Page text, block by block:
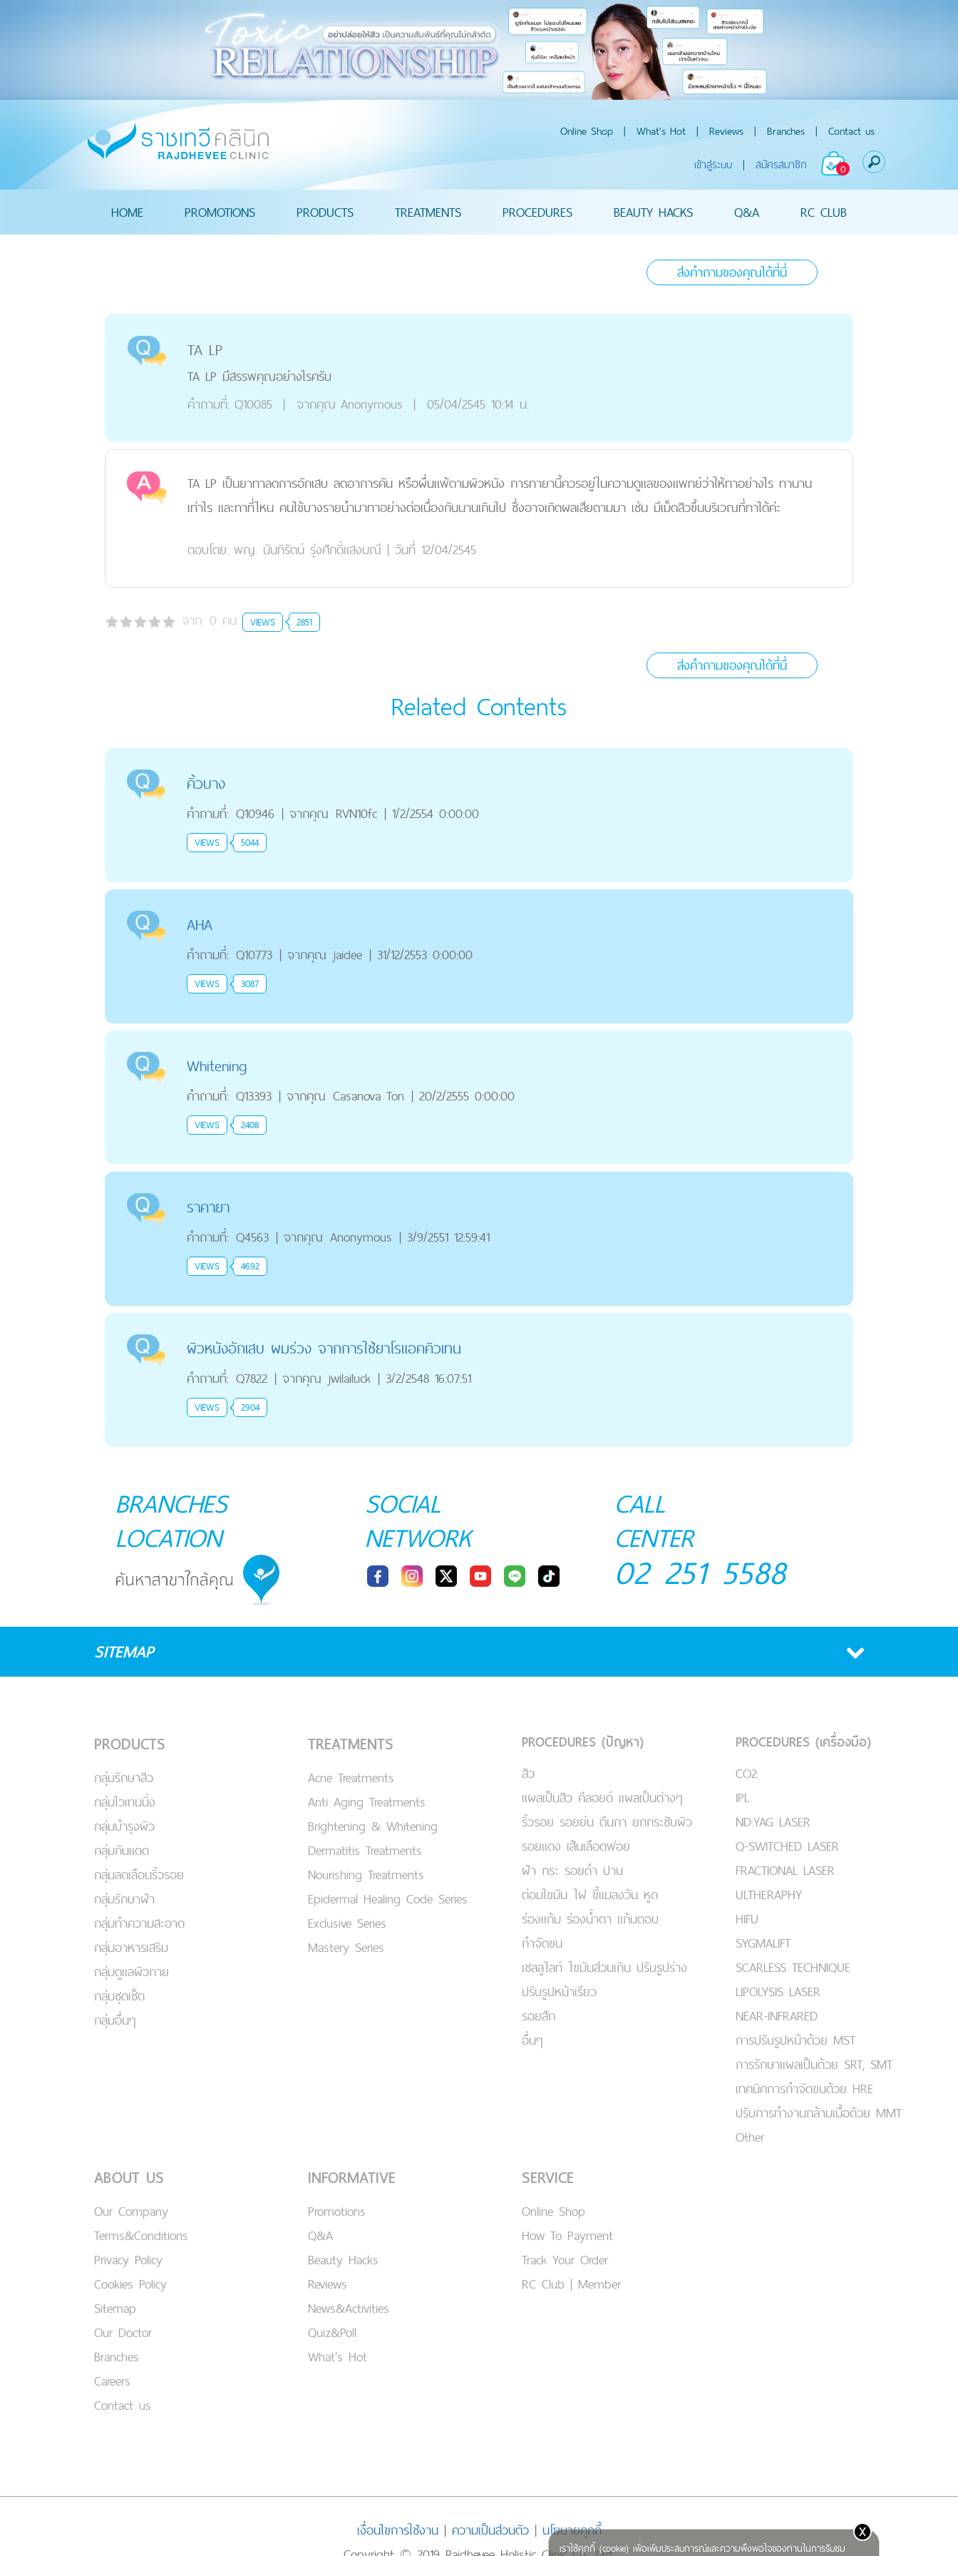
Online Shop | What's Hot | Reviews | Branches | Contact us
0
เข้าสู่ระบบ | สมัครสมาชิก
HOME PROMOTIONS PRODUCTS TREATMENTS PROCEDURES BEAUTY HACKS Q&A RC CLUB
ส่งคำถามของคุณได้ที่นี่
TA LP
TA LP มีสรรพคุณอย่างไรครับ
คำถามที่: Q10085 | จากคุณ Anonymous | 05/04/2545 10:14 น.
TA LP เป็นยาทาลดการอักเสบ ลดอาการคัน หรือผื่นแพ้ตามผิวหนัง การทายานี้ควรอยู่ในความดูแลของแพทย์ว่าให้ทาอย่างไร ทานาน
เท่าไร และทาที่ไหน คนไข้บางรายนำมาทาอย่างต่อเนื่องกันนานเกินไป ซึ่งอาจเกิดผลเสียตามมา เช่น มีเม็ดสิวขึ้นบริเวณที่ทาได้ค่ะ
ตอบโดย: พญ. นันทิรัตน์ รุ่งศักดิ์แสงมณี | วันที่ 12/04/2545
จาก: 0 คน VIEWS 2851
ส่งคำถามของคุณได้ที่นี่
Related Contents
คิ้วบาง
คำถามที่: Q10946 | จากคุณ RVN10fc | 1/2/2554 0:00:00
VIEWS 5044
AHA
คำถามที่: Q10773 | จากคุณ jaidee | 31/12/2553 0:00:00
VIEWS 3087
Whitening
คำถามที่: Q13393 | จากคุณ Casanova Ton | 20/2/2555 0:00:00
VIEWS 2408
ราคายา
คำถามที่: Q4563 | จากคุณ Anonymous | 3/9/2551 12:59:41
VIEWS 4692
ผิวหนังอักเสบ ผมร่วง จากการใช้ยาโรแอคคิวเทน
คำถามที่: Q7822 | จากคุณ jwilailuck | 3/2/2548 16:07:51
VIEWS 2904
เราใช้คุกกี้ (cookie) เพื่อเพิ่มประสบการณ์และความพึงพอใจของท่านในการรับชม
x
BRANCHES
LOCATION
SOCIAL
NETWORK
CALL
CENTER
02 251 5588
SITEMAP
PRODUCTS
กลุ่มรักษาสิว
กลุ่มไวเทนนิ่ง
กลุ่มบำรุงผิว
กลุ่มกันแดด
กลุ่มลดเลือนริ้วรอย
กลุ่มรักษาฝ้า
กลุ่มทำความสะอาด
กลุ่มอาหารเสริม
กลุ่มดูแลผิวกาย
กลุ่มชุดเซ็ต
กลุ่มอื่นๆ
TREATMENTS
Acne Treatments
Anti Aging Treatments
Brightening & Whitening
Dermatitis Treatments
Nourishing Treatments
Epidermal Healing Code Series
Exclusive Series
Mastery Series
PROCEDURES (ปัญหา)
สิว
แผลเป็นสิว คีลอยด์ แผลเป็นต่างๆ
ริ้วรอย รอยย่น ตีนกา ยกกระชับผิว
รอยแดง เส้นเลือดฟอย
ฝ้า กระ รอยดำ ปาน
ต่อมไขมัน ไฝ ขี้แมลงวัน หูด
ร่องแก้ม ร่องน้ำตา แก้มตอบ
กำจัดขน
เชลลูไลท์ ไขมันส่วนเกิน ปรับรูปร่าง
ปรับรูปหน้าเรียว
รอยสัก
อื่นๆ
PROCEDURES (เครื่องมือ)
CO2
IPL
ND:YAG LASER
Q-SWITCHED LASER
FRACTIONAL LASER
ULTHERAPHY
HIFU
SYGMALIFT
SCARLESS TECHNIQUE
LIPOLYSIS LASER
NEAR-INFRARED
การปรับรูปหน้าด้วย MST
การรักษาแผลเป็นด้วย SRT, SMT
เทคนิคการกำจัดขนด้วย HRE
ปรับการทำงานกล้ามเนื้อด้วย MMT
Other
ABOUT US
Our Company
Terms&Conditions
Privacy Policy
Cookies Policy
Sitemap
Our Doctor
Branches
Careers
Contact us
INFORMATIVE
Promotions
Q&A
Beauty Hacks
Reviews
News&Activities
Quiz&Poll
What's Hot
SERVICE
Online Shop
How To Payment
Track Your Order
RC Club | Member
เงื่อนไขการใช้งาน| ความเป็นส่วนตัว| นโยบายคุกกี้